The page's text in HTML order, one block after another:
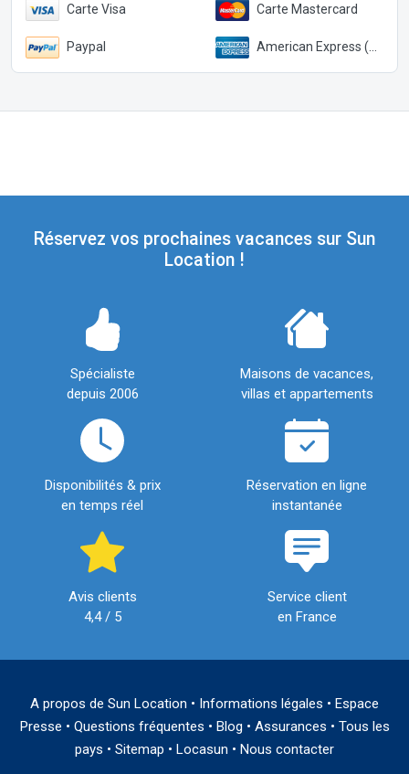
Carte Visa Carte Mastercard
Paypal American Express (Paypal)
Réservez vos prochaines vacances sur Sun
Location !
Spécialiste
depuis 2006
Maisons de vacances,
villas et appartements
Disponibilités & prix
en temps réel
Réservation en ligne
instantanée
Avis clients
4,4 / 5
Service client
en France
A propos de Sun Location • Informations légales • Espace
Presse • Questions fréquentes • Blog • Assurances • Tous les
pays • Sitemap • Locasun • Nous contacter